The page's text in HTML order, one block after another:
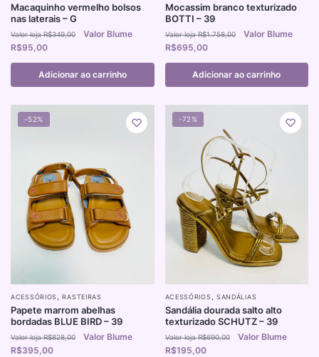
Macaquinho vermelho bolsos
nas laterais – G
R$349,00
R$95,00
Adicionar ao carrinho
Mocassim branco texturizado
BOTTI – 39
R$1.758,00
R$695,00
Adicionar ao carrinho
-52%
ACESSÓRIOS,RASTEIRAS
Papete marrom abelhas
bordadas BLUE BIRD – 39
R$828,00
R$395,00
-72%
ACESSÓRIOS, SANDÁLIAS
Sandália dourada salto alto
texturizado SCHUTZ – 39
R$690,00
R$195,00